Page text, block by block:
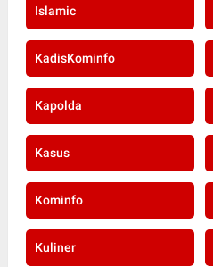
Islamic
KadisKominfo
Kapolda
Kasus
Kominfo
Kuliner